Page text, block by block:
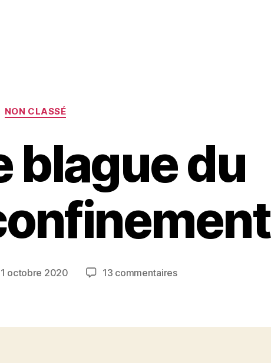
Catégories
NON CLASSÉ
blague du
octobre 2020 13 commentairessur
du